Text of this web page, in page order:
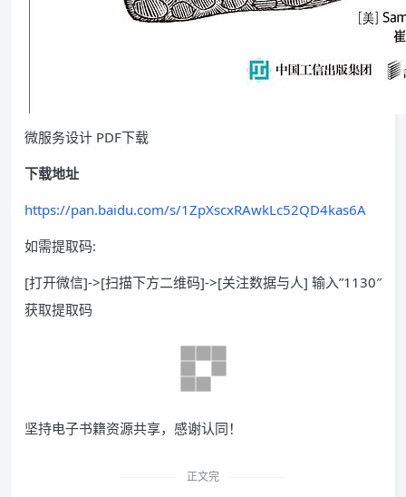
微服务设计 PDF下载
下载地址
https://pan.baidu.com/s/1ZpXscxRAwkLc52QD4kas6A
如需提取码:
[打开微信]->[扫描下方二维码]->[关注数据与人] 输入”1130″
获取提取码
坚持电子书籍资源共享，感谢认同！
正文完